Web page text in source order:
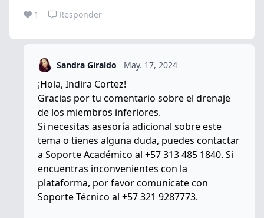
1 Responder
Sandra Giraldo May. 17, 2024
¡Hola, Indira Cortez!
Gracias por tu comentario sobre el drenaje
de los miembros inferiores.
Si necesitas asesoría adicional sobre este
tema o tienes alguna duda, puedes contactar
a Soporte Académico al +57 313 485 1840. Si
encuentras inconvenientes con la
plataforma, por favor comunícate con
Soporte Técnico al +57 321 9287773.